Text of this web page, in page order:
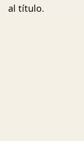
al título.